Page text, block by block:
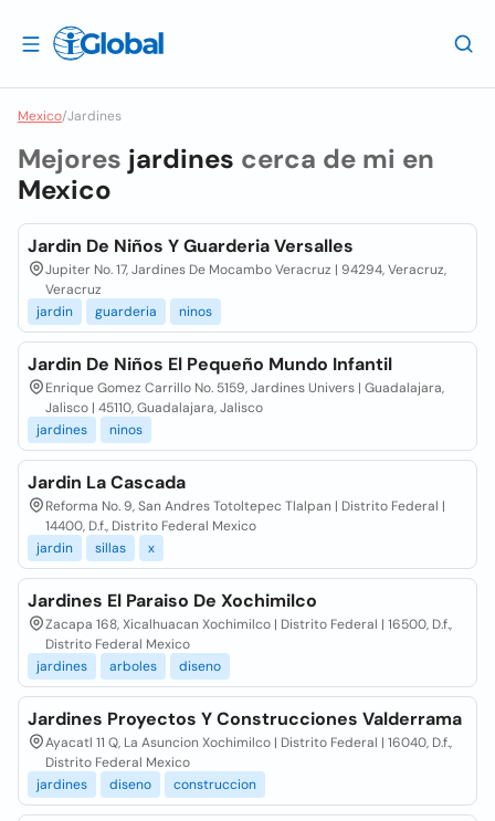
Mexico/Jardines
Mejores jardines cerca de mi en
Mexico
Jardin De Niños Y Guarderia Versalles
Jupiter No. 17, Jardines De Mocambo Veracruz | 94294, Veracruz,
Veracruz
jardin
guarderia ninos
Jardin De Niños El Pequeño Mundo Infantil
Enrique Gomez Carrillo No. 5159, Jardines Univers | Guadalajara,
Jalisco | 45110, Guadalajara, Jalisco
jardines
ninos
Jardin La Cascada
Reforma No. 9, San Andres Totoltepec Tlalpan | Distrito Federal |
14400, D.f., Distrito Federal Mexico
jardin
sillas x
Jardines El Paraiso De Xochimilco
Zacapa 168, Xicalhuacan Xochimilco | Distrito Federal | 16500, D.f.,
Distrito Federal Mexico
jardines
arboles diseno
Jardines Proyectos Y Construcciones Valderrama
Ayacatl 11 Q, La Asuncion Xochimilco | Distrito Federal | 16040, D.f.,
Distrito Federal Mexico
jardines
diseno construccion